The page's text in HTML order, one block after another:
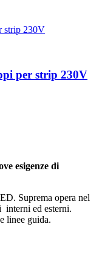
per strip 230V
esigenze di
Suprema opera nel
interni ed esterni.
linee guida.